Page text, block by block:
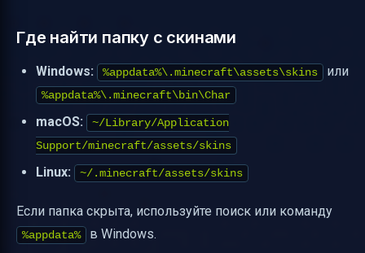
Где найти папку с скинами
Windows: %appdata%\.minecraft\assets\skins или
%appdata%\.minecraft\bin\Char
macOS:
~/Library/Application
Support/minecraft/assets/skins
Linux: ~/.minecraft/assets/skins
Если папка скрыта, используйте поиск или команду
%appdata% в Windows.